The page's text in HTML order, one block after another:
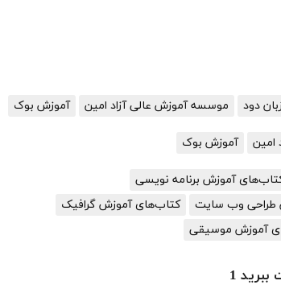
دود موسسه آموزش عالی آزاد امین آموزش بوک
امین آموزش بوک
آموزش برنامه نویسی
طراحی وب سایت
کتاب‌های آموزش گرافیک
آموزش موسیقی
1